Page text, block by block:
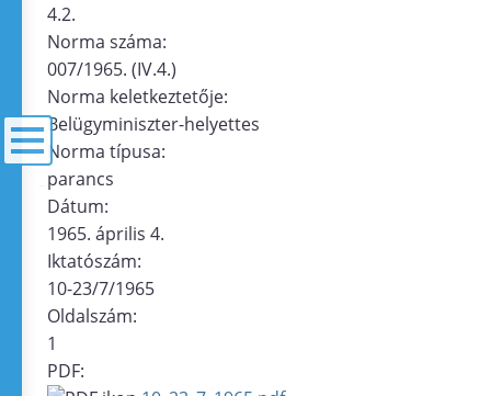
4.2.
Norma száma:
007/1965. (IV.4.)
Norma keletkeztetője:
Belügyminiszter-helyettes
Norma típusa:
parancs
Dátum:
1965. április 4.
Iktatószám:
10-23/7/1965
Oldalszám:
1
PDF: